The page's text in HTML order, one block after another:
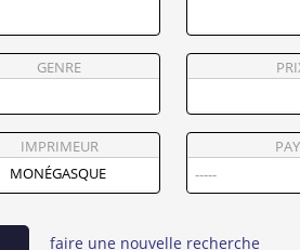
GENRE
IMPRIMEUR
faire une nouvelle recherche